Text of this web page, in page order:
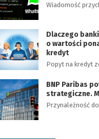
Wiadomość
Dlaczego
o wartości
kredyt
Popyt na kredyt
BNP Paribas
strategiczne.
Przynależność